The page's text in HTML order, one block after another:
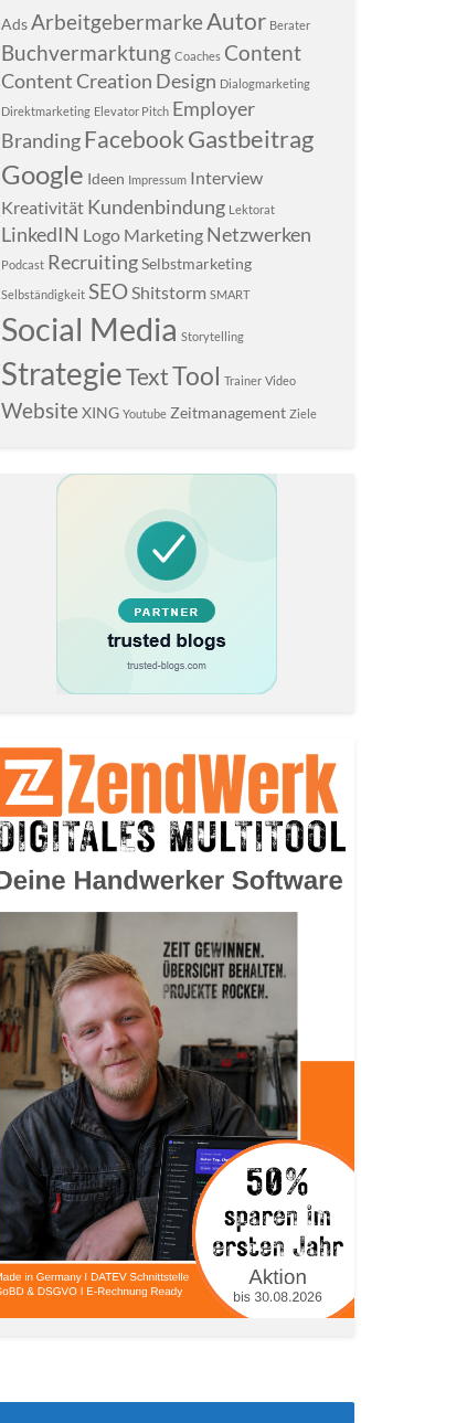
AdsArbeitgebermarkeAutor Berater
Buchvermarktung Coaches Content
Content Creation Design Dialogmarketing
Direktmarketing Elevator Pitch Employer
BrandingFacebook Gastbeitrag
Google Ideen Impressum Interview
Kreativität Kundenbindung Lektorat
LinkedIN Logo Marketing Netzwerken
Podcast RecruitingSelbstmarketing
Selbständigkeit SEOShitstorm SMART
Social Media Storytelling
StrategieTextTool Trainer Video
Website XING Youtube Zeitmanagement Ziele